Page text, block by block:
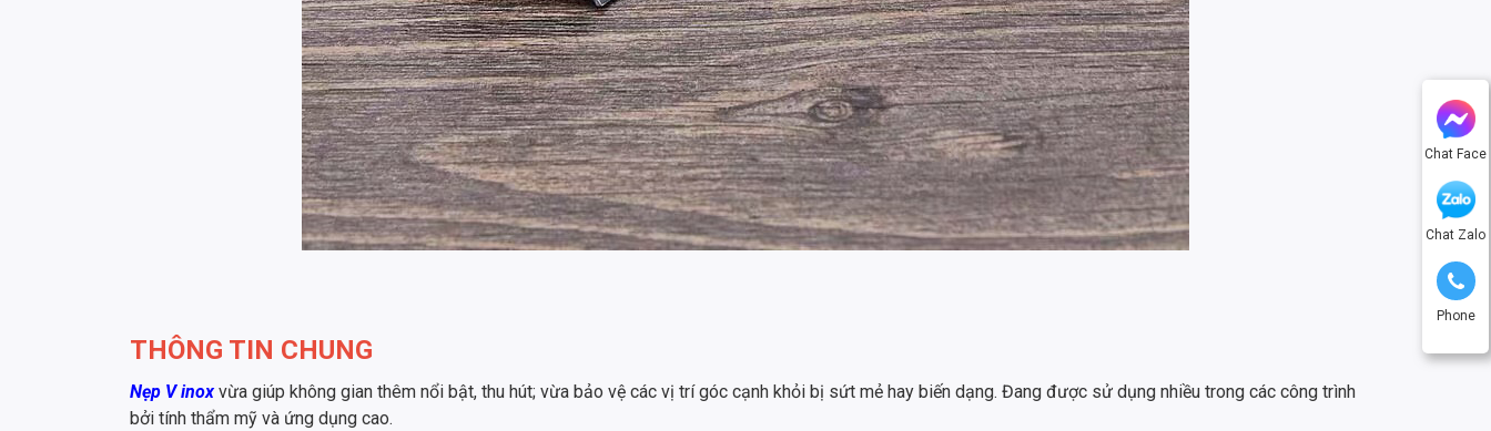
Chat Face
Chat Zalo
Phone
THÔNG TIN CHUNG
Nẹp V inox vừa giúp không gian thêm nổi bật, thu hút; vừa bảo vệ các vị trí góc cạnh khỏi bị sứt mẻ hay biến dạng. Đang được sử dụng nhiều trong các công trình
bởi tính thẩm mỹ và ứng dụng cao.